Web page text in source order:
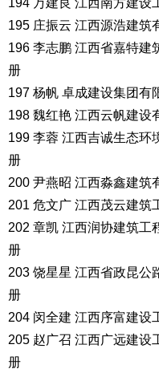
194 万建良 江西南方建设
195 庄振云 江西源浩建筑
196 李志鹏 江西省嘉特建
册
197 杨帆 卓成建设集团有
198 魏红艳 江西云帆建设
199 李蓉 江西吉诚生态环
册
200 尹燕昭 江西淼鑫建筑
201 危文广 江西茂云建筑
202 章凯 江西润协建筑工
册
203 饶星星 江西省政昆公
册
204 闵全建 江西序富建设
205 赵广召 江西广远建设
册